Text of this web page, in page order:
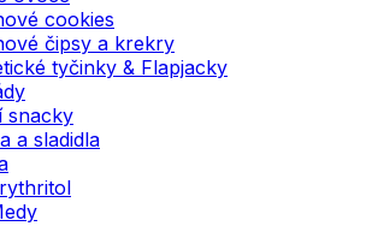
cookies
čipsy a krekry
tyčinky & Flapjacky
snacky
a sladidla